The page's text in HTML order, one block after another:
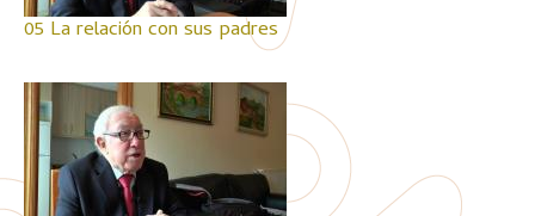
05 La relación con sus padres